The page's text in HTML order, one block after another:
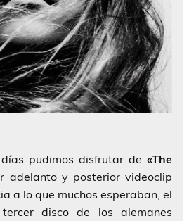
pudimos disfrutar de «The
adelanto y posterior videoclip
a lo que muchos esperaban, el
disco de los alemanes